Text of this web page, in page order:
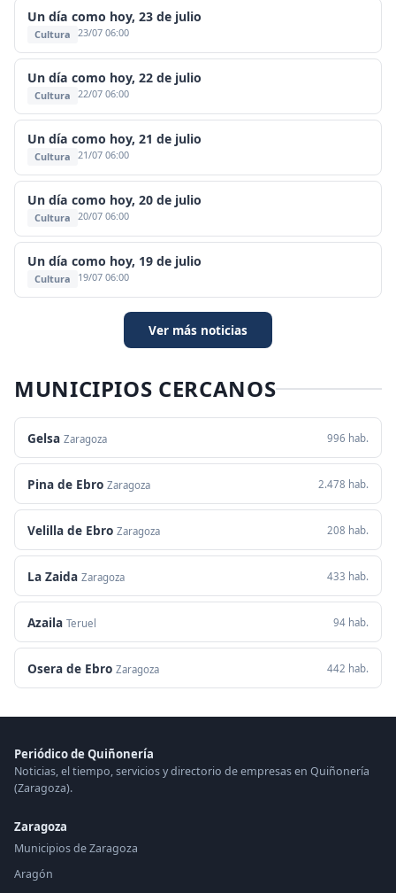
Un día como hoy, 23 de julio
Cultura 23/07 06:00
Un día como hoy, 22 de julio
Cultura 22/07 06:00
Un día como hoy, 21 de julio
Cultura 21/07 06:00
Un día como hoy, 20 de julio
Cultura 20/07 06:00
Un día como hoy, 19 de julio
Cultura 19/07 06:00
Ver más noticias
MUNICIPIOS CERCANOS
Gelsa Zaragoza 996 hab.
Pina de Ebro Zaragoza 2.478 hab.
Velilla de Ebro Zaragoza 208 hab.
La Zaida Zaragoza 433 hab.
Azaila Teruel 94 hab.
Osera de Ebro Zaragoza 442 hab.
Periódico de Quiñonería
Noticias, el tiempo, servicios y directorio de empresas en Quiñonería
(Zaragoza).
Zaragoza
Municipios de Zaragoza
Aragón